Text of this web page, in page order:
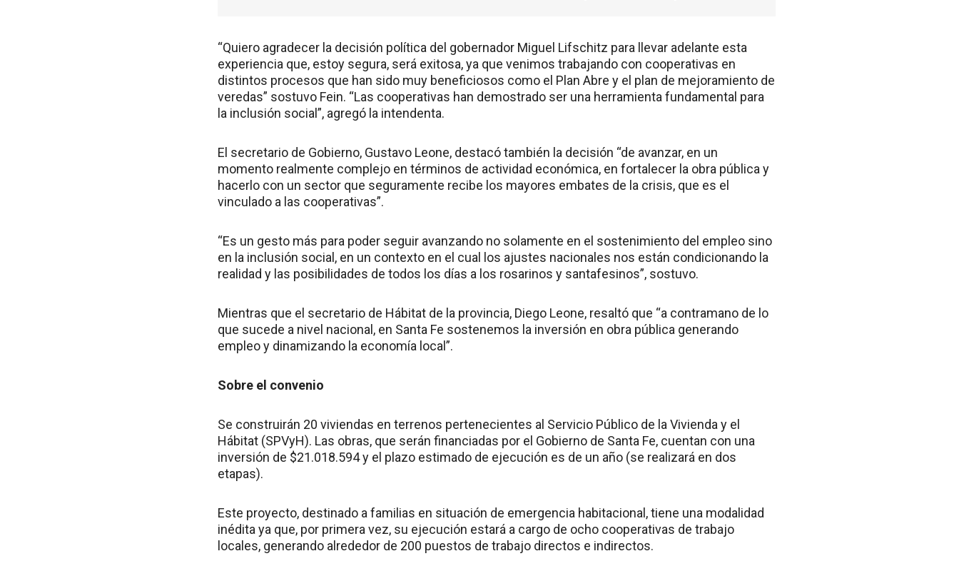
“Quiero agradecer la decisión política del gobernador Miguel Lifschitz para llevar adelante esta
experiencia que, estoy segura, será exitosa, ya que venimos trabajando con cooperativas en
distintos procesos que han sido muy beneficiosos como el Plan Abre y el plan de mejoramiento de
veredas” sostuvo Fein. “Las cooperativas han demostrado ser una herramienta fundamental para
la inclusión social”, agregó la intendenta.
El secretario de Gobierno, Gustavo Leone, destacó también la decisión “de avanzar, en un
momento realmente complejo en términos de actividad económica, en fortalecer la obra pública y
hacerlo con un sector que seguramente recibe los mayores embates de la crisis, que es el
vinculado a las cooperativas”.
“Es un gesto más para poder seguir avanzando no solamente en el sostenimiento del empleo sino
en la inclusión social, en un contexto en el cual los ajustes nacionales nos están condicionando la
realidad y las posibilidades de todos los días a los rosarinos y santafesinos”, sostuvo.
Mientras que el secretario de Hábitat de la provincia, Diego Leone, resaltó que “a contramano de lo
que sucede a nivel nacional, en Santa Fe sostenemos la inversión en obra pública generando
empleo y dinamizando la economía local”.
Sobre el convenio
Se construirán 20 viviendas en terrenos pertenecientes al Servicio Público de la Vivienda y el
Hábitat (SPVyH). Las obras, que serán financiadas por el Gobierno de Santa Fe, cuentan con una
inversión de $21.018.594 y el plazo estimado de ejecución es de un año (se realizará en dos
etapas).
Este proyecto, destinado a familias en situación de emergencia habitacional, tiene una modalidad
inédita ya que, por primera vez, su ejecución estará a cargo de ocho cooperativas de trabajo
locales, generando alrededor de 200 puestos de trabajo directos e indirectos.